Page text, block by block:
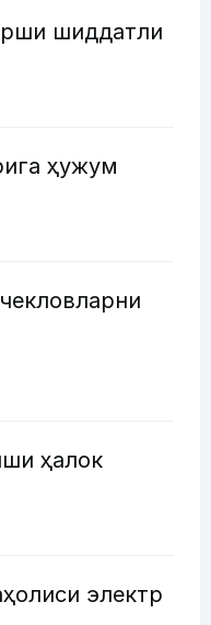
шиддатли
ҳужум
ҳалок
электр